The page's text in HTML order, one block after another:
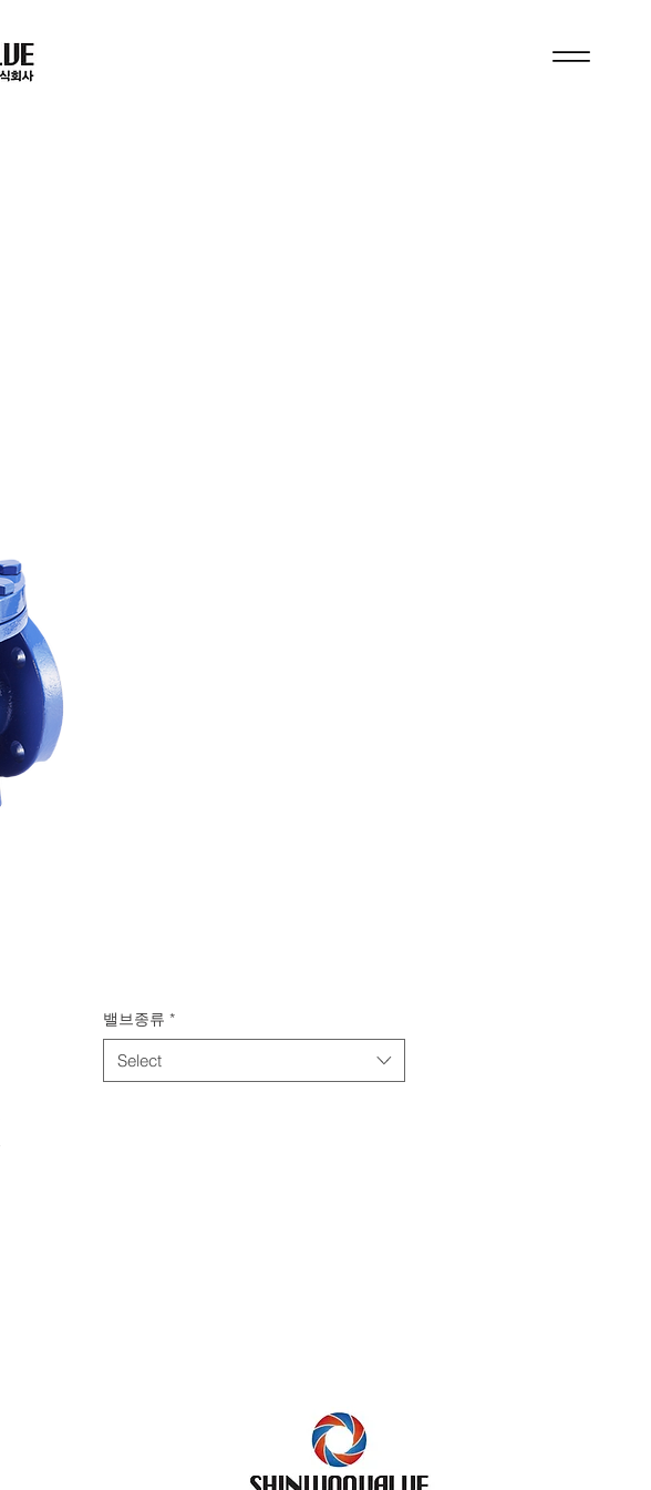
밸브종류 *
Select